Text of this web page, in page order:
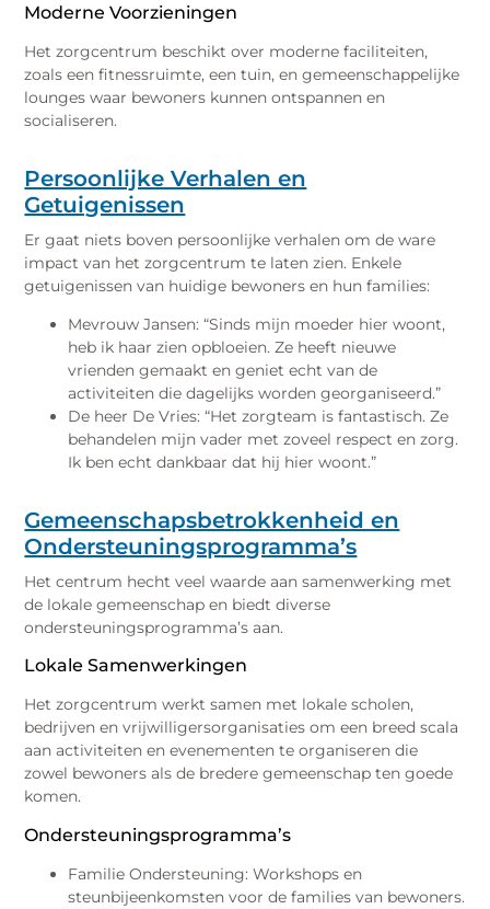
Moderne Voorzieningen
Het zorgcentrum beschikt over moderne faciliteiten,
zoals een fitnessruimte, een tuin, en gemeenschappelijke
lounges waar bewoners kunnen ontspannen en
socialiseren.
Persoonlijke Verhalen en
Getuigenissen
Er gaat niets boven persoonlijke verhalen om de ware
impact van het zorgcentrum te laten zien. Enkele
getuigenissen van huidige bewoners en hun families:
Mevrouw Jansen: “Sinds mijn moeder hier woont,
heb ik haar zien opbloeien. Ze heeft nieuwe
vrienden gemaakt en geniet echt van de
activiteiten die dagelijks worden georganiseerd.”
De heer De Vries: “Het zorgteam is fantastisch. Ze
behandelen mijn vader met zoveel respect en zorg.
Ik ben echt dankbaar dat hij hier woont.”
Gemeenschapsbetrokkenheid en
Ondersteuningsprogramma’s
Het centrum hecht veel waarde aan samenwerking met
de lokale gemeenschap en biedt diverse
ondersteuningsprogramma’s aan.
Lokale Samenwerkingen
Het zorgcentrum werkt samen met lokale scholen,
bedrijven en vrijwilligersorganisaties om een breed scala
aan activiteiten en evenementen te organiseren die
zowel bewoners als de bredere gemeenschap ten goede
komen.
Ondersteuningsprogramma’s
Familie Ondersteuning: Workshops en
steunbijeenkomsten voor de families van bewoners.